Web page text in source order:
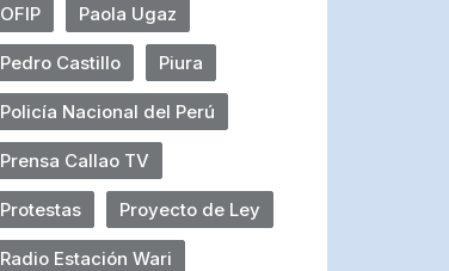
OFIP Paola Ugaz
Pedro Castillo Piura
Policía Nacional del Perú
Prensa Callao TV
Protestas Proyecto de Ley
Radio Estación Wari